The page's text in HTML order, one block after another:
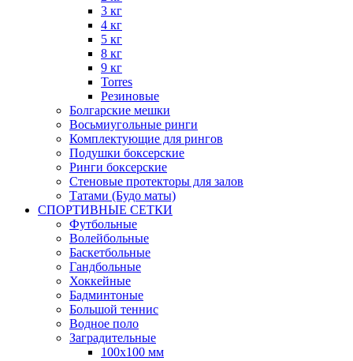
3 кг
4 кг
5 кг
8 кг
9 кг
Torres
Резиновые
Болгарские мешки
Восьмиугольные ринги
Комплектующие для рингов
Подушки боксерские
Ринги боксерские
Стеновые протекторы для залов
Татами (Будо маты)
СПОРТИВНЫЕ СЕТКИ
Футбольные
Волейбольные
Баскетбольные
Гандбольные
Хоккейные
Бадминтоные
Большой теннис
Водное поло
Заградительные
100х100 мм